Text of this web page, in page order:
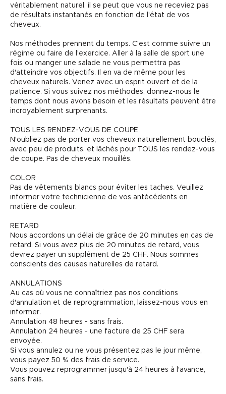
véritablement naturel, il se peut que vous ne receviez pas
de résultats instantanés en fonction de l'état de vos
cheveux.
Nos méthodes prennent du temps. C'est comme suivre un
régime ou faire de l'exercice. Aller à la salle de sport une
fois ou manger une salade ne vous permettra pas
d'atteindre vos objectifs. Il en va de même pour les
cheveux naturels. Venez avec un esprit ouvert et de la
patience. Si vous suivez nos méthodes, donnez-nous le
temps dont nous avons besoin et les résultats peuvent être
incroyablement surprenants.
TOUS LES RENDEZ-VOUS DE COUPE
N'oubliez pas de porter vos cheveux naturellement bouclés,
avec peu de produits, et lâchés pour TOUS les rendez-vous
de coupe. Pas de cheveux mouillés.
COLOR
Pas de vêtements blancs pour éviter les taches. Veuillez
informer votre technicienne de vos antécédents en
matière de couleur.
RETARD
Nous accordons un délai de grâce de 20 minutes en cas de
retard. Si vous avez plus de 20 minutes de retard, vous
devrez payer un supplément de 25 CHF. Nous sommes
conscients des causes naturelles de retard.
ANNULATIONS
Au cas où vous ne connaîtriez pas nos conditions
d'annulation et de reprogrammation, laissez-nous vous en
informer.
Annulation 48 heures - sans frais.
Annulation 24 heures - une facture de 25 CHF sera
envoyée.
Si vous annulez ou ne vous présentez pas le jour même,
vous payez 50 % des frais de service.
Vous pouvez reprogrammer jusqu'à 24 heures à l'avance,
sans frais.